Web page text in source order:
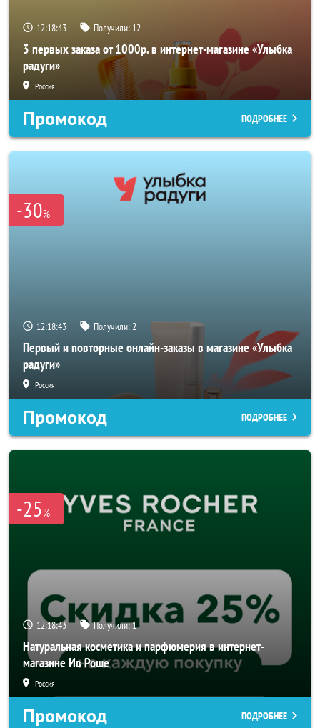
12:18:41 Получили: 12
3 первых заказа от 1000р. в интернет-магазине «Улыбка
радуги»
Россия
Промокод ПОДРОБНЕЕ
-30%
12:18:41 Получили:2
Первый и повторные онлайн-заказы в магазине «Улыбка
радуги»
Россия
Промокод ПОДРОБНЕЕ
-25%
12:18:41 Получили:1
Натуральная косметика и парфюмерия в интернет-
магазине Ив Роше
Россия
Промокод ПОДРОБНЕЕ